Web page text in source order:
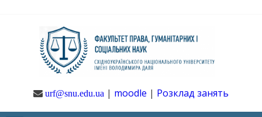
navigation
urf@snu.edu.ua | moodle | Розклад занять